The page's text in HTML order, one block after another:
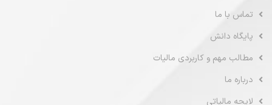
تماس با ما
پایگاه دانش
مطالب مهم و کاربردی مالیات
درباره ما
لایحه مالیاتی